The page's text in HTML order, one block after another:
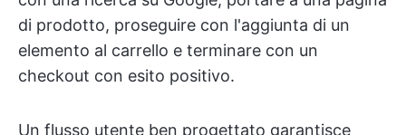
di prodotto, proseguire con l'aggiunta di un
elemento al carrello e terminare con un
checkout con esito positivo.
Un flusso utente ben progettato garantisce